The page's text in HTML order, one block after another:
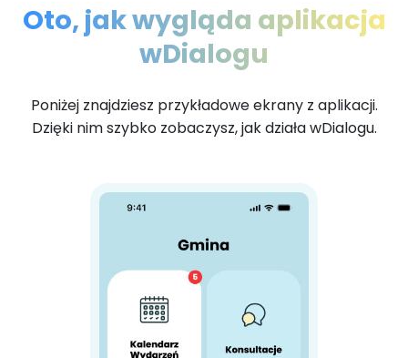
Oto, jak wygląda aplikacja
wDialogu
Poniżej znajdziesz przykładowe ekrany z aplikacji.
Dzięki nim szybko zobaczysz, jak działa wDialogu.